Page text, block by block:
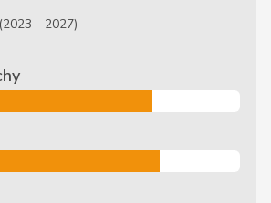
- 2027)